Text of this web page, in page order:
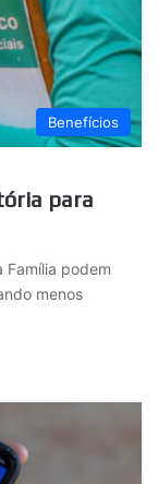
Benefícios
para
Família podem
menos